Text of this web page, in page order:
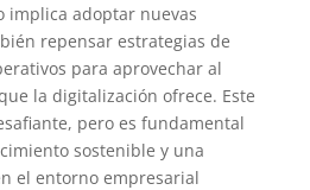
implica adoptar nuevas
repensar estrategias de
para aprovechar al
la digitalización ofrece. Este
pero es fundamental
sostenible y una
el entorno empresarial